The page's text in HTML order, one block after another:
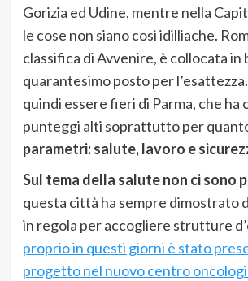
Gorizia ed Udine, mentre nella
le cose non siano così idilliache.
classifica di Avvenire, è collocata in
quarantesimo posto per
quindi essere fieri di Parma, che
punteggi alti soprattutto per
parametri: salute, lavoro e
Sul tema della salute non ci sono
questa città ha sempre dimostrato
in regola per accogliere strutture
proprio in questi giorni è stato
progetto nel nuovo centro